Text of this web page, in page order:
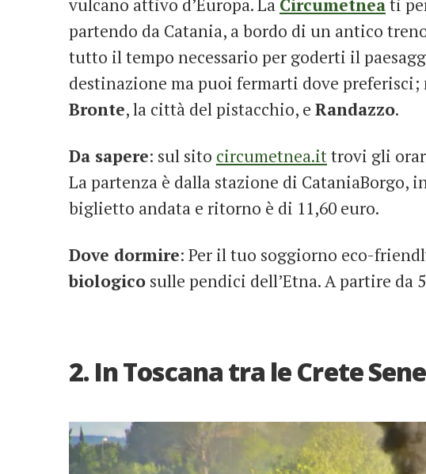
vulcano attivo d’Europa. La Circumetneati
partendo da Catania, a bordo di un antico
tutto il tempo necessario per goderti il
destinazione ma puoi fermarti dove
Bronte, la città del pistacchio, e Randazzo.
Da sapere: sul sito circumetnea.ittrovi gli
La partenza è dalla stazione di CataniaBorgo,
biglietto andata e ritorno è di 11,60 euro.
Dove dormire: Per il tuo soggiorno eco-
biologico sulle pendici dell’Etna. A partire da
2. In Toscana tra le Crete